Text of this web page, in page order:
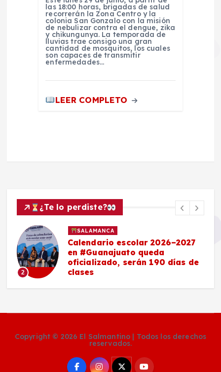
las 18:00 horas, brigadas de salud
recorrerán la Zona Centro y la
colonia San Gonzalo con la misión
de nebulizar contra el dengue, zika
y chikungunya. La temporada de
lluvias trae consigo una gran
cantidad de mosquitos, los cuales
son capaces de transmitir
enfermedades…
LEER COMPLETO
¿Te lo perdiste?
2
SALAMANCA
Calendario escolar 2026–2027
en #Guanajuato queda
oficializado, serán 190 días de
clases
Copyright © 2026 El Salmantino | Todos los derechos
reservados.